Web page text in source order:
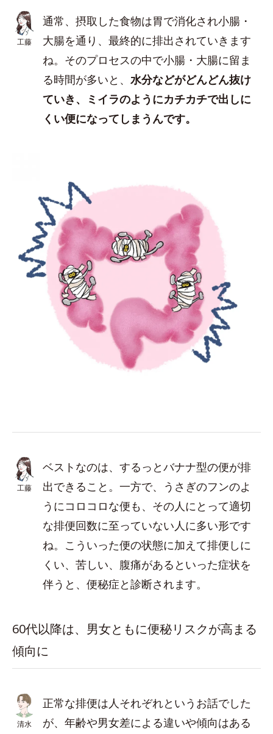
工藤
通常、摂取した食物は胃で消化され小腸・
大腸を通り、最終的に排出されていきます
ね。そのプロセスの中で小腸・大腸に留ま
る時間が多いと、 水分などがどんどん抜け
ていき、ミイラのようにカチカチで出しに
くい便になってしまうんです。
工藤
ベストなのは、するっとバナナ型の便が排
出できること。一方で、うさぎのフンのよ
うにコロコロな便も、その人にとって適切
な排便回数に至っていない人に多い形です
ね。こういった便の状態に加えて排便しに
くい、苦しい、腹痛があるといった症状を
伴うと、便秘症と診断されます。
60代以降は、男女ともに便秘リスクが高まる
傾向に
清水
正常な排便は人それぞれというお話でした
が、年齢や男女差による違いや傾向はある